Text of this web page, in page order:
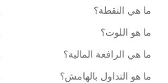
ما هي النقطة؟
ما هو اللوت؟
ما هي الرافعة المالية؟
ما هو التداول بالهامش؟